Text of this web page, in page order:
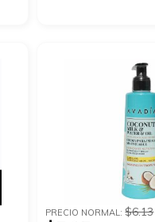
PRECIO NORMAL:$6.13